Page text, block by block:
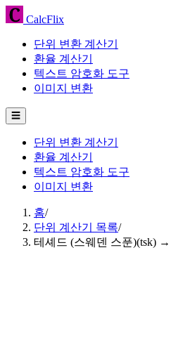
CalcFlix
단위 변환 계산기
환율 계산기
텍스트 암호화 도구
이미지 변환
☰
단위 변환 계산기
환율 계산기
텍스트 암호화 도구
이미지 변환
홈/
단위 계산기 목록/
테셰드 (스웨덴 스푼)(tsk)